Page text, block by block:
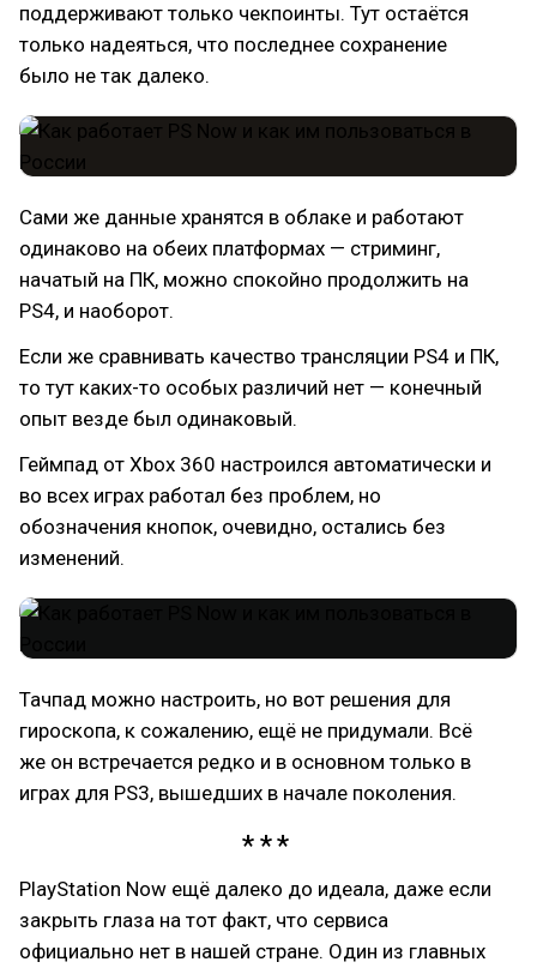
поддерживают только чекпоинты. Тут остаётся
только надеяться, что последнее сохранение
было не так далеко.
Сами же данные хранятся в облаке и работают
одинаково на обеих платформах — стриминг,
начатый на ПК, можно спокойно продолжить на
PS4, и наоборот.
Если же сравнивать качество трансляции PS4 и ПК,
то тут каких-то особых различий нет — конечный
опыт везде был одинаковый.
Геймпад от Xbox 360 настроился автоматически и
во всех играх работал без проблем, но
обозначения кнопок, очевидно, остались без
изменений.
Тачпад можно настроить, но вот решения для
гироскопа, к сожалению, ещё не придумали. Всё
же он встречается редко и в основном только в
играх для PS3, вышедших в начале поколения.
PlayStation Now ещё далеко до идеала, даже если
закрыть глаза на тот факт, что сервиса
официально нет в нашей стране. Один из главных